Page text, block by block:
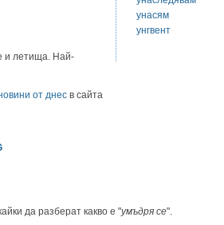
и летища. Най-
от днес в сайта
унасям
унгвент
да разберат какво е "умъдря се".